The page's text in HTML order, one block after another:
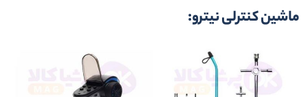
ماشین کنترلی نیترو: